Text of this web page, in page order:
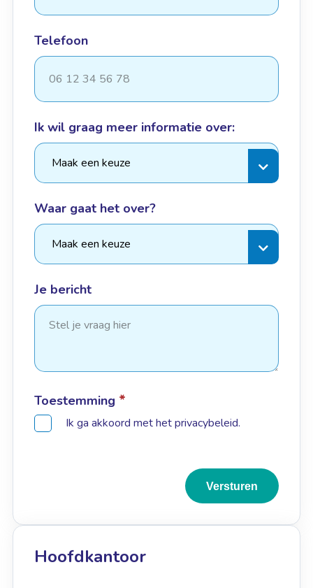
Telefoon
Ik wil graag meer informatie over:
Waar gaat het over?
Je bericht
Toestemming *
Ik ga akkoord met het privacybeleid.
Versturen
Hoofdkantoor